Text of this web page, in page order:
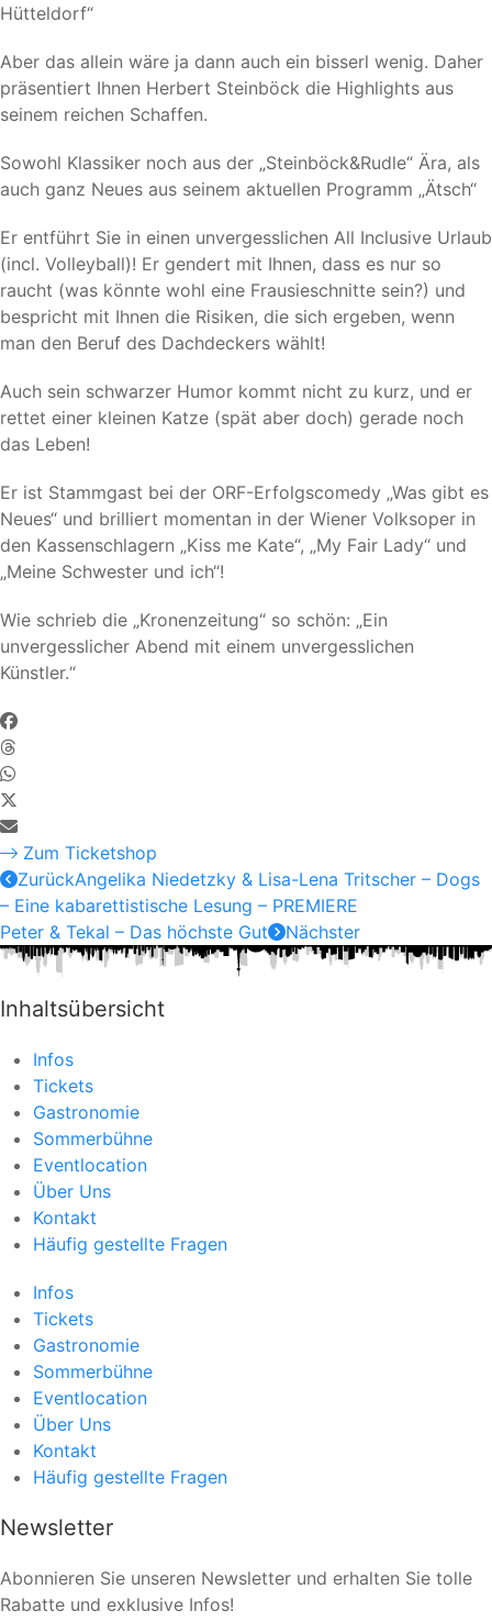
Hütteldorf“
Aber das allein wäre ja dann auch ein bisserl wenig. Daher
präsentiert Ihnen Herbert Steinböck die Highlights aus
seinem reichen Schaffen.
Sowohl Klassiker noch aus der „Steinböck&Rudle“ Ära, als
auch ganz Neues aus seinem aktuellen Programm „Ätsch“
Er entführt Sie in einen unvergesslichen All Inclusive Urlaub
(incl. Volleyball)! Er gendert mit Ihnen, dass es nur so
raucht (was könnte wohl eine Frausieschnitte sein?) und
bespricht mit Ihnen die Risiken, die sich ergeben, wenn
man den Beruf des Dachdeckers wählt!
Auch sein schwarzer Humor kommt nicht zu kurz, und er
rettet einer kleinen Katze (spät aber doch) gerade noch
das Leben!
Er ist Stammgast bei der ORF-Erfolgscomedy „Was gibt es
Neues“ und brilliert momentan in der Wiener Volksoper in
den Kassenschlagern „Kiss me Kate“, „My Fair Lady“ und
„Meine Schwester und ich“!
Wie schrieb die „Kronenzeitung“ so schön: „Ein
unvergesslicher Abend mit einem unvergesslichen
Künstler.“
Zum Ticketshop
ZurückAngelika Niedetzky & Lisa-Lena Tritscher – Dogs
– Eine kabarettistische Lesung – PREMIERE
Peter & Tekal – Das höchste Gut
Nächster
Inhaltsübersicht
Infos
Tickets
Gastronomie
Sommerbühne
Eventlocation
Über Uns
Kontakt
Häufig gestellte Fragen
Infos
Tickets
Gastronomie
Sommerbühne
Eventlocation
Über Uns
Kontakt
Häufig gestellte Fragen
Newsletter
Abonnieren Sie unseren Newsletter und erhalten Sie tolle
Rabatte und exklusive Infos!